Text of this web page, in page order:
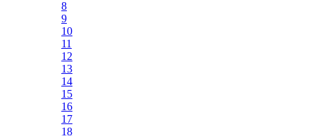
8
9
10
11
12
13
14
15
16
17
18